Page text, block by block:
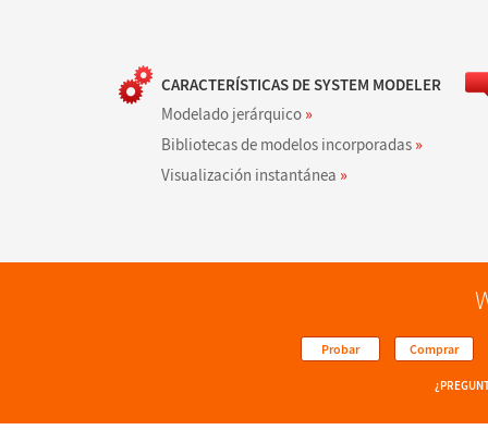
CARACTERÍSTICAS DE SYSTEM MODELER
Modelado jerárquico »
Bibliotecas de modelos incorporadas »
Visualización instantánea »
Probar Comprar